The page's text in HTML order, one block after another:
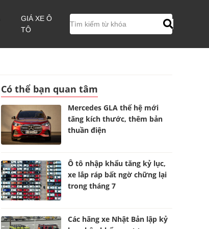
GIÁ XE Ô
TÔ
Có thể bạn quan tâm
Mercedes GLA thế hệ mới
tăng kích thước, thêm bản
thuần điện
Ô tô nhập khẩu tăng kỷ lục,
xe lắp ráp bất ngờ chững lại
trong tháng 7
Các hãng xe Nhật Bản lập kỷ